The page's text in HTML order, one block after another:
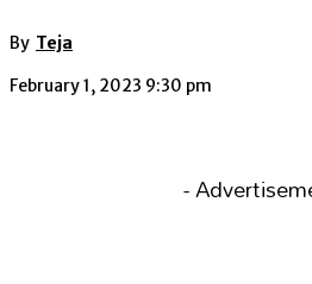
By Teja
February 1, 2023 9:30 pm
-